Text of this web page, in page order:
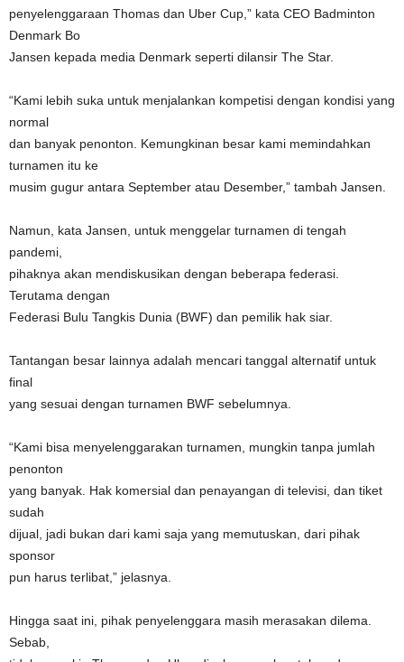
penyelenggaraan Thomas dan Uber Cup,” kata CEO Badminton
Denmark Bo
Jansen kepada media Denmark seperti dilansir The Star.
“Kami lebih suka untuk menjalankan kompetisi dengan kondisi yang
normal
dan banyak penonton. Kemungkinan besar kami memindahkan
turnamen itu ke
musim gugur antara September atau Desember,” tambah Jansen.
Namun, kata Jansen, untuk menggelar turnamen di tengah
pandemi,
pihaknya akan mendiskusikan dengan beberapa federasi.
Terutama dengan
Federasi Bulu Tangkis Dunia (BWF) dan pemilik hak siar.
Tantangan besar lainnya adalah mencari tanggal alternatif untuk
final
yang sesuai dengan turnamen BWF sebelumnya.
“Kami bisa menyelenggarakan turnamen, mungkin tanpa jumlah
penonton
yang banyak. Hak komersial dan penayangan di televisi, dan tiket
sudah
dijual, jadi bukan dari kami saja yang memutuskan, dari pihak
sponsor
pun harus terlibat,” jelasnya.
Hingga saat ini, pihak penyelenggara masih merasakan dilema.
Sebab,